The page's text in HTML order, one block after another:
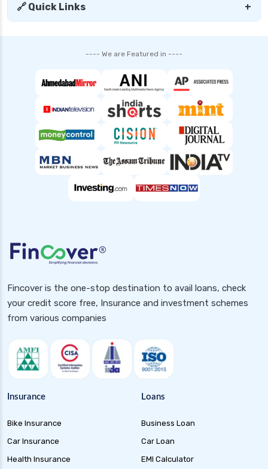
🔗 Quick Links +
---- We are Featured in ----
Fincover is the one-stop destination to avail loans, check
your credit score free, Insurance and investment schemes
from various companies
Insurance
Bike Insurance
Car Insurance
Health Insurance
Loans
Business Loan
Car Loan
EMI Calculator